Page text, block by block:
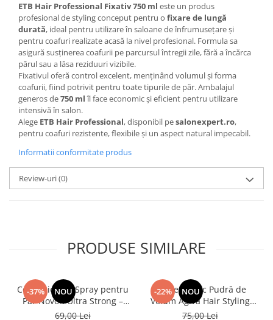
ETB Hair Professional Fixativ 750 ml este un produs
profesional de styling conceput pentru o fixare de lungă
durată, ideal pentru utilizare în saloane de înfrumusețare și
pentru coafuri realizate acasă la nivel profesional. Formula sa
asigură susținerea coafurii pe parcursul întregii zile, fără a încărca
părul sau a lăsa reziduuri vizibile.
Fixativul oferă control excelent, menținând volumul și forma
coafurii, fiind potrivit pentru toate tipurile de păr. Ambalajul
generos de750 mlîl face economic și eficient pentru utilizare
intensivă în salon.
Alege ETB Hair Professional, disponibil pesalonexpert.ro,
pentru coafuri rezistente, flexibile și un aspect natural impecabil.
Informatii conformitate produs
Review-uri(0)
PRODUSE SIMILARE
-37% NOU
Ceară Lichidă Spray pentru
Păr Novon Ultra Strong –
Fixare Extremă și Control
69,00 Lei
-22% NOU
Pachet 3 buc Pudră de
Volum Agiva Hair Styling
Powder Wax 01 – 20 g |
75,00 Lei